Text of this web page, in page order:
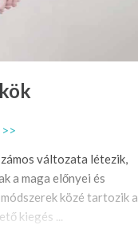
változata létezik,
a maga előnyei és
közé tartozik a
kiegés ...